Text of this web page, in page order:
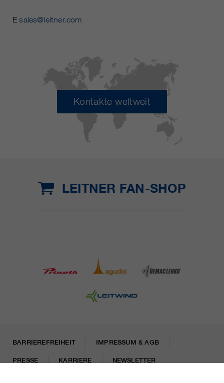
Esales@leitner.com
Kontakte weltweit
LEITNER FAN-SHOP
BARRIEREFREIHEIT IMPRESSUM & AGB
PRESSE KARRIERE NEWSLETTER